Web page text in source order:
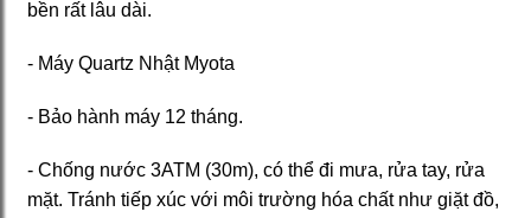
bền rất lâu dài.
- Máy Quartz Nhật Myota
- Bảo hành máy 12 tháng.
- Chống nước 3ATM (30m), có thể đi mưa, rửa tay, rửa
mặt. Tránh tiếp xúc với môi trường hóa chất như giặt đồ,